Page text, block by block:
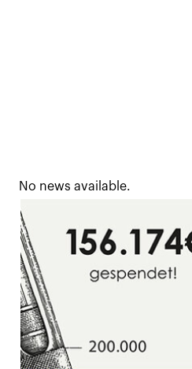
No news available.